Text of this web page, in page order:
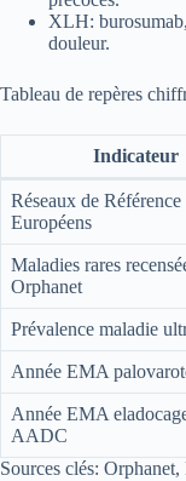
XLH:
douleur.
Tableau de repères
Indicateur
Réseaux de Référence
Européens
Maladies rares
Orphanet
Prévalence maladie
Année EMA
Année EMA
AADC
Sources clés: